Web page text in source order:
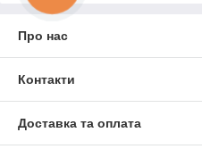
Про нас
Контакти
Доставка та оплата